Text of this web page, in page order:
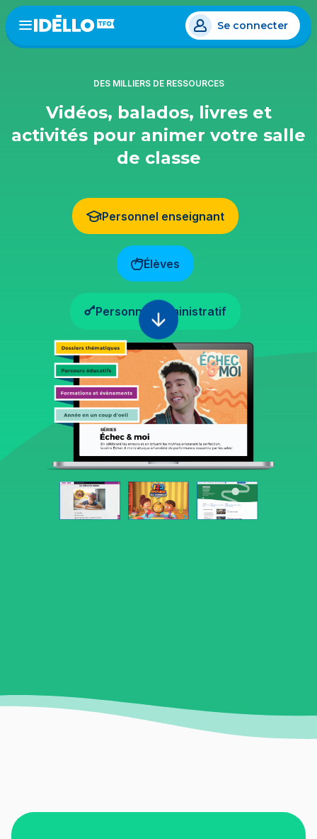
Aller
au
contenu
Open
menu
Se connecter
DES MILLIERS DE RESSOURCES
Vidéos, balados, livres et
activités pour animer votre salle
de classe
Personnel enseignant
Élèves
Personnel administratif